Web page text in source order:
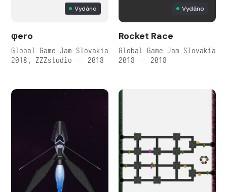
Vydáno
φero
Global Game Jam Slovakia
2018, ZZZstudio — 2018
Vydáno
Rocket Race
Global Game Jam Slovakia
2018 — 2018